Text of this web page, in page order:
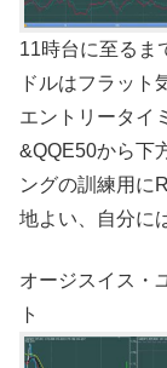
11時台に至るま
ドルはフラット
エントリータイ
&QQE50から下
ングの訓練用に
地よい、自分に
オージスイス・
ト